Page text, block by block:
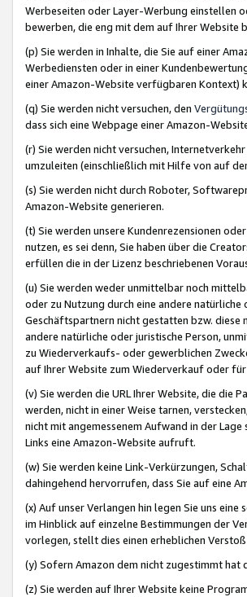
Werbeseiten oder Layer-Werbung einstellen
bewerben, die eng mit dem auf Ihrer Website
(p) Sie werden in Inhalte, die Sie auf einer
Werbediensten oder in einer
einer Amazon-Website verfügbaren Kontext)
(q) Sie werden nicht versuchen, den
dass sich eine Webpage einer Amazon-
(r) Sie werden nicht versuchen,
umzuleiten (einschließlich mit Hilfe von auf
(s) Sie werden nicht durch Roboter,
Amazon-Website generieren.
(t) Sie werden unsere Kundenrezensionen
nutzen, es sei denn, Sie haben über die
erfüllen die in der Lizenz beschriebenen
(u) Sie werden weder unmittelbar noch
oder zu Nutzung durch eine andere
Geschäftspartnern nicht gestatten bzw.
andere natürliche oder juristische Person,
zu Wiederverkaufs- oder gewerblichen
auf Ihrer Website zum Wiederverkauf oder
(v) Sie werden die URL Ihrer Website, die die
werden, nicht in einer Weise tarnen,
nicht mit angemessenem Aufwand in der
Links eine Amazon-Website aufruft.
(w) Sie werden keine Link-Verkürzungen,
dahingehend hervorrufen, dass Sie auf eine
(x) Auf unser Verlangen hin legen Sie uns
im Hinblick auf einzelne Bestimmungen der
vorlegen, stellt dies einen erheblichen
(y) Sofern Amazon dem nicht zugestimmt
(z) Sie werden auf Ihrer Website keine